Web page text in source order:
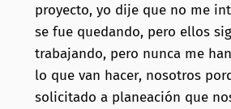
proyecto, yo dije que no me
se fue quedando, pero ellos
trabajando, pero nunca me
lo que van hacer, nosotros
solicitado a planeación que